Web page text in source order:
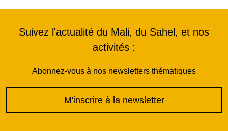
Suivez l'actualité du Mali, du Sahel, et nos
activités :
Abonnez-vous à nos newsletters thématiques
M'inscrire à la newsletter